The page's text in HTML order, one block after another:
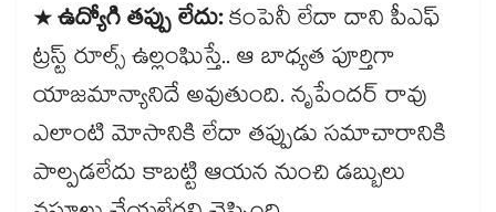
* ఉద్యోగి తప్పు లేదు:కంపెనీ లేదా దాని పీఎఫ్
ట్రస్ట్ రూల్స్ ఉల్లంఘిస్తే.. ఆ బాధ్యత పూర్తిగా
యాజమాన్యానిదే అవుతుంది. నృపేందర్ రావు
ఎలాంటి మోసానికి లేదా తప్పుడు సమాచారానికి
పాల్పడలేదు కాబట్టి ఆయన నుంచి డబ్బులు